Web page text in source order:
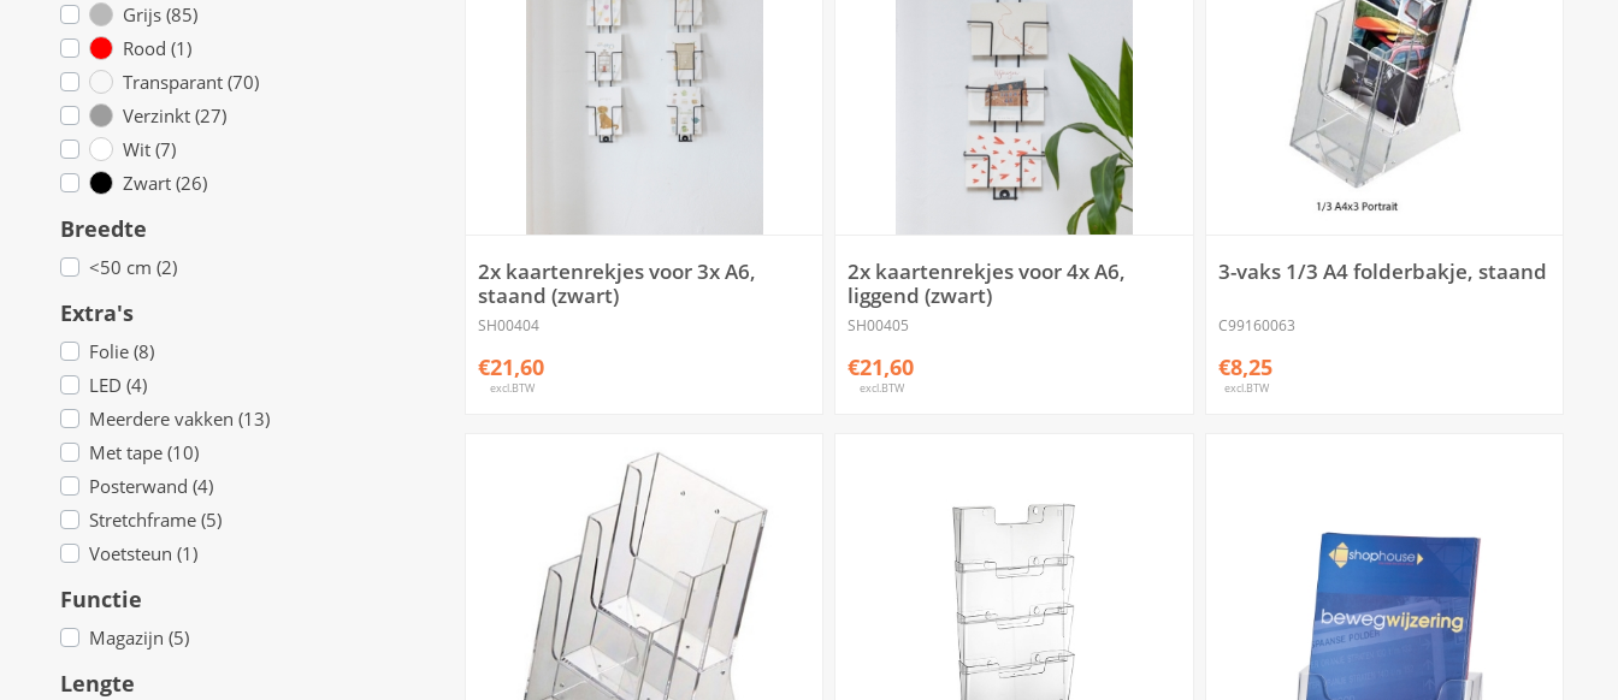
Grijs (85)
Rood (1)
Transparant (70)
Verzinkt (27)
Wit (7)
Zwart (26)
Breedte
<50 cm (2)
Extra's
Folie (8)
LED (4)
Meerdere vakken (13)
Met tape (10)
Posterwand (4)
Stretchframe (5)
Voetsteun (1)
Functie
Magazijn (5)
Lengte
2x kaartenrekjes voor 3x A6,
staand (zwart)
SH00404
€21,60
excl.BTW
2x kaartenrekjes voor 4x A6,
liggend (zwart)
SH00405
€21,60
excl.BTW
3-vaks 1/3 A4 folderbakje, staand
C99160063
€8,25
excl.BTW